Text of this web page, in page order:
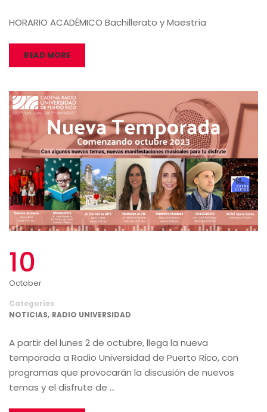
HORARIO ACADÉMICO Bachillerato y Maestría
READ MORE
10
October
Categories
NOTICIAS, RADIO UNIVERSIDAD
A partir del lunes 2 de octubre, llega la nueva
temporada a Radio Universidad de Puerto Rico, con
programas que provocarán la discusión de nuevos
temas y el disfrute de …